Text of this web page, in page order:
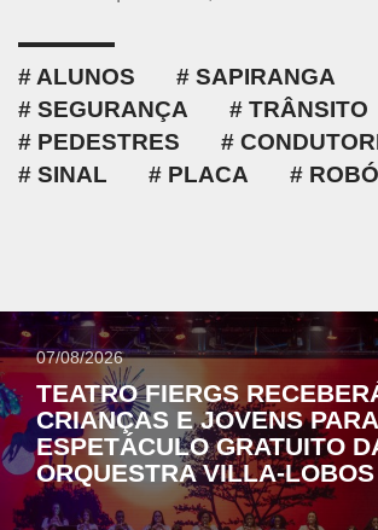
ALUNOS
SAPIRANGA
SEGURANÇA
TRÂNSITO
PEDESTRES
SINAL
PLACA
07/08/2026
TEATRO FIERGS
CRIANÇAS E JOVENS PARA
ESPETÁCULO GRATUITO
ORQUESTRA VILLA-LOBOS